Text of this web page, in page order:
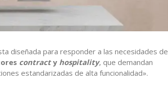
diseñada para responder a las necesidades de
contracty hospitality, que demandan
estandarizadas de alta funcionalidad».